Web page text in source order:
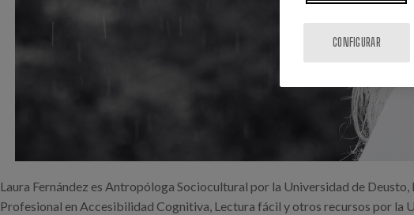
Laura Fernández es Antropóloga Sociocultural por la Universidad de
Profesional en Accesibilidad Cognitiva, Lectura fácil y otros recursos por la
CONFIGURAR